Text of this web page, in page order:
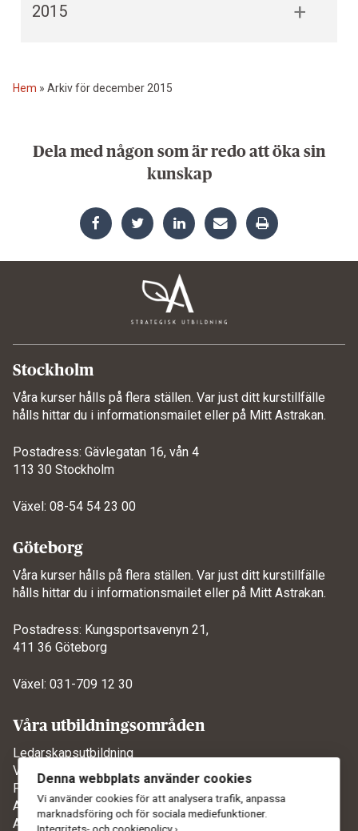
2015
Hem » Arkiv för december 2015
Dela med någon som är redo att öka sin
kunskap
Stockholm
Våra kurser hålls på flera ställen. Var just ditt kurstillfälle
hålls hittar du i informationsmailet eller på Mitt Astrakan.
Postadress: Gävlegatan 16, vån 4
113 30 Stockholm
Växel: 08-54 54 23 00
Göteborg
Våra kurser hålls på flera ställen. Var just ditt kurstillfälle
hålls hittar du i informationsmailet eller på Mitt Astrakan.
Postadress: Kungsportsavenyn 21,
411 36 Göteborg
Växel: 031-709 12 30
Våra utbildningsområden
Ledarskapsutbildning
Verksamhetsutveckling
Projektledarutbildning
AI-utbildning
Agila metoder
Denna webbplats använder cookies
Vi använder cookies för att analysera trafik, anpassa
marknadsföring och för sociala mediefunktioner.